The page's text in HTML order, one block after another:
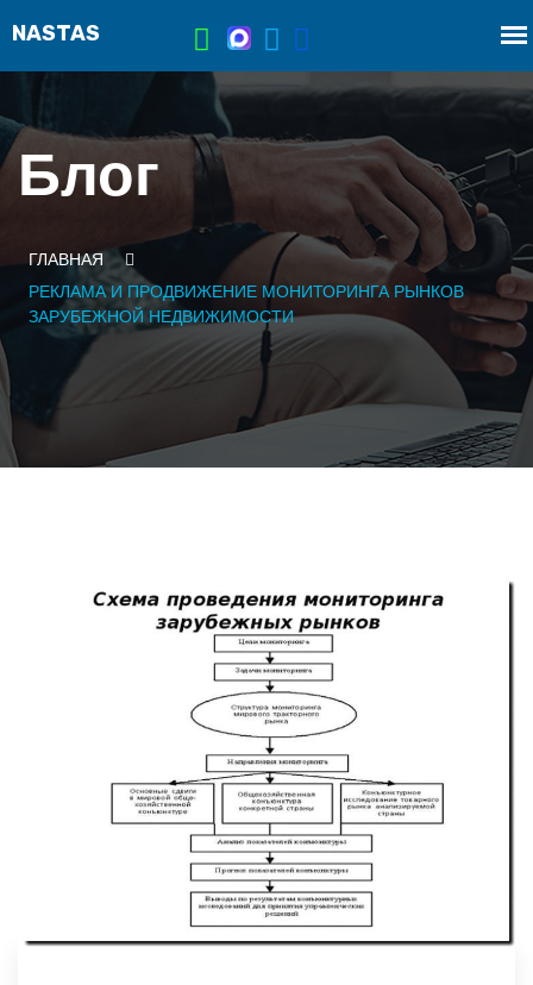
Блог
ГЛАВНАЯ
РЕКЛАМА И ПРОДВИЖЕНИЕ МОНИТОРИНГА РЫНКОВ
ЗАРУБЕЖНОЙ НЕДВИЖИМОСТИ